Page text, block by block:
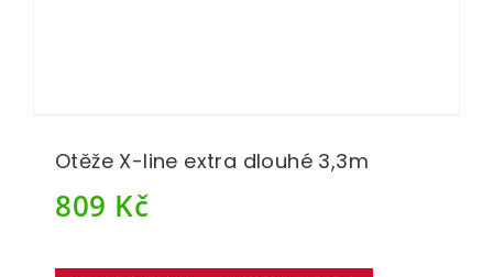
Otěže X-line extra dlouhé 3,3m
809 Kč